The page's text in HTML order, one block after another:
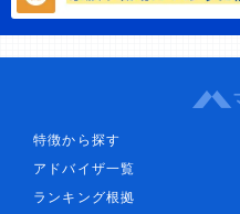
特徴から探す
アドバイザ一覧
ランキング根拠